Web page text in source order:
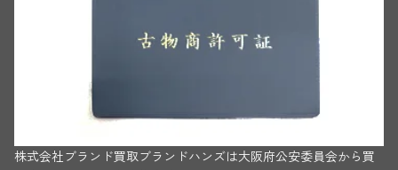
株式会社ブランド買取ブランドハンズは大阪府公安委員会から買